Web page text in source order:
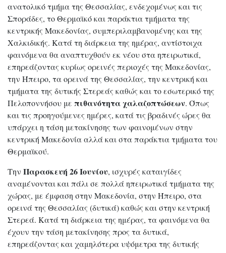
ανατολικό τμήμα της Θεσσαλίας, ενδεχομένως και τις
Σποράδες, το Θερμαϊκό και παράκτια τμήματα της
κεντρικής Μακεδονίας, συμπεριλαμβανομένης και της
Χαλκιδικής. Κατά τη διάρκεια της ημέρας, αντίστοιχα
φαινόμενα θα αναπτυχθούν εκ νέου στα ηπειρωτικά,
επηρεάζοντας κυρίως ορεινές περιοχές της Μακεδονίας,
την Ήπειρο, τα ορεινά της Θεσσαλίας, την κεντρική και
τμήματα της δυτικής Στερεάς καθώς και το εσωτερικό της
Πελοποννήσου με πιθανότητα χαλαζοπτώσεων. Όπως
και τις προηγούμενες ημέρες, κατά τις βραδινές ώρες θα
υπάρχει η τάση μετακίνησης των φαινομένων στην
κεντρική Μακεδονία αλλά και στα παράκτια τμήματα του
Θερμαϊκού.
Την Παρασκευή 26 Ιουνίου, ισχυρές καταιγίδες
αναμένονται και πάλι σε πολλά ηπειρωτικά τμήματα της
χώρας, με έμφαση στην Μακεδονία, στην Ήπειρο, στα
ορεινά της Θεσσαλίας (δυτικά) καθώς και στην κεντρική
Στερεά. Κατά τη διάρκεια της ημέρας, τα φαινόμενα θα
έχουν την τάση μετακίνησης προς τα δυτικά,
επηρεάζοντας και χαμηλότερα υψόμετρα της δυτικής